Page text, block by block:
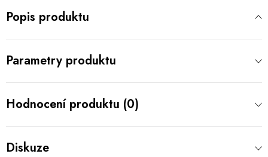
Popis produktu
Parametry produktu
Hodnocení produktu (0)
Diskuze